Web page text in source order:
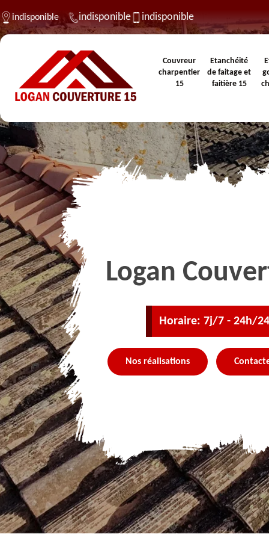
indisponible indisponible indisponible
Couvreur
charpentier
15
Etanchéité
de faitage et
faitière 15
Logan
Horaire: 7j/7 - 24h/24
Nos réalisations